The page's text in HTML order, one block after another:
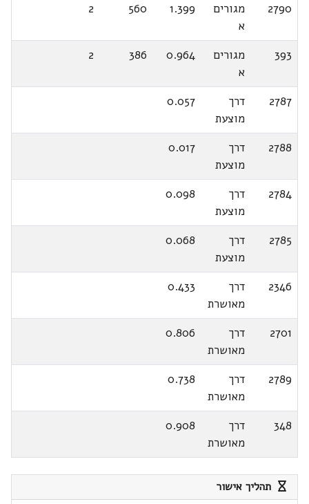
2790
מגורים
א
1.399
560
2
393
מגורים
א
0.964
386
2
2787
דרך
מוצעת
0.057
2788
דרך
מוצעת
0.017
2784
דרך
מוצעת
0.098
2785
דרך
מוצעת
0.068
2346
דרך
מאושרת
0.433
2701
דרך
מאושרת
0.806
2789
דרך
מאושרת
0.738
348
דרך
מאושרת
0.908
תהליך אישור